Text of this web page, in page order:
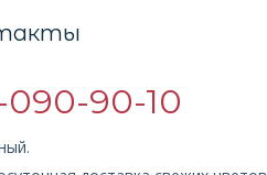
90-10